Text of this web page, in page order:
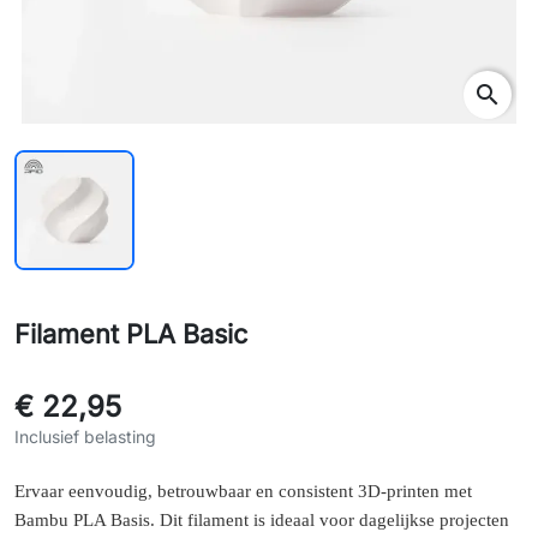
search
Filament PLA Basic
€ 22,95
Inclusief belasting
Ervaar eenvoudig, betrouwbaar en consistent 3D-printen met
Bambu PLA Basis. Dit filament is ideaal voor dagelijkse projecten